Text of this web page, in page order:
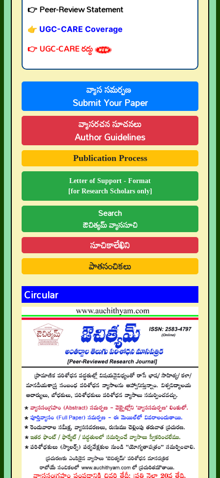
👉 UGC-CARE Coverage
👉 UGC-CARE రద్దు
వ్యాస సమర్పణ
Submit Your Paper
వ్యాసరచన సూచనలు
Author Guidelines
Publication Process
Letter of Support - Format
[for Research Scholars only]
Search
ఔచిత్యమ్ వ్యాససూచి
సూచికాలేఖిని
పాతసంచికలు
Circular